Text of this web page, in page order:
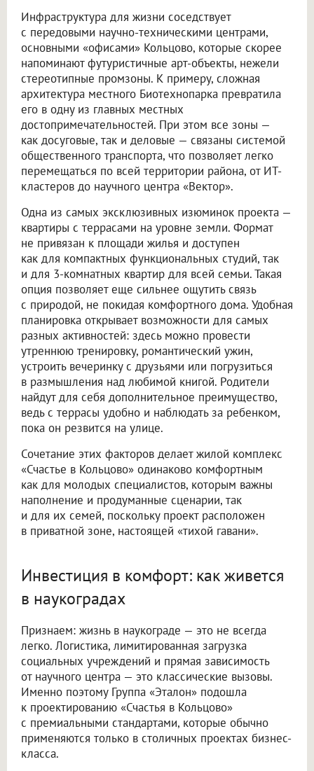
Инфраструктура для жизни соседствует
с передовыми научно-техническими центрами,
основными «офисами» Кольцово, которые скорее
напоминают футуристичные арт-объекты, нежели
стереотипные промзоны. К примеру, сложная
архитектура местного Биотехнопарка превратила
его в одну из главных местных
достопримечательностей. При этом все зоны —
как досуговые, так и деловые — связаны системой
общественного транспорта, что позволяет легко
перемещаться по всей территории района, от ИТ-
кластеров до научного центра «Вектор».
Одна из самых эксклюзивных изюминок проекта —
квартиры с террасами на уровне земли. Формат
не привязан к площади жилья и доступен
как для компактных функциональных студий, так
и для 3-комнатных квартир для всей семьи. Такая
опция позволяет еще сильнее ощутить связь
с природой, не покидая комфортного дома. Удобная
планировка открывает возможности для самых
разных активностей: здесь можно провести
утреннюю тренировку, романтический ужин,
устроить вечеринку с друзьями или погрузиться
в размышления над любимой книгой. Родители
найдут для себя дополнительное преимущество,
ведь с террасы удобно и наблюдать за ребенком,
пока он резвится на улице.
Сочетание этих факторов делает жилой комплекс
«Счастье в Кольцово» одинаково комфортным
как для молодых специалистов, которым важны
наполнение и продуманные сценарии, так
и для их семей, поскольку проект расположен
в приватной зоне, настоящей «тихой гавани».
Инвестиция в комфорт: как живется
в наукоградах
Признаем: жизнь в наукограде — это не всегда
легко. Логистика, лимитированная загрузка
социальных учреждений и прямая зависимость
от научного центра — это классические вызовы.
Именно поэтому Группа «Эталон» подошла
к проектированию «Счастья в Кольцово»
с премиальными стандартами, которые обычно
применяются только в столичных проектах бизнес-
класса.